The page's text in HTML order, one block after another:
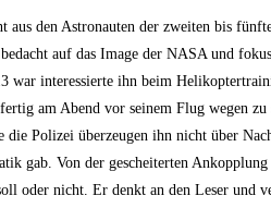
aus den Astronauten der zweiten bis
auf das Image der NASA und
war interessierte ihn beim
am Abend vor seinem Flug wegen
die Polizei überzeugen ihn nicht über
gab. Von der gescheiterten
oder nicht. Er denkt an den Leser und